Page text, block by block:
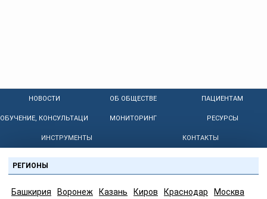
НОВОСТИ ОБ ОБЩЕСТВЕ ПАЦИЕНТАМ
ОБУЧЕНИЕ, КОНСУЛЬТАЦИИ МОНИТОРИНГ РЕСУРСЫ
ИНСТРУМЕНТЫ КОНТАКТЫ
РЕГИОНЫ
Башкирия Воронеж Казань Киров Краснодар
Москва